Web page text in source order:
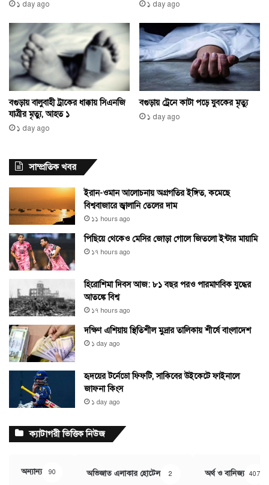
১ day ago ১ day ago
বগুড়ায় বালুবাহী ট্রাকের ধাক্কায় সিএনজি
যাত্রীর মৃত্যু, আহত ১
১ day ago
বগুড়ায় ট্রেনে কাটা পড়ে যুবকের মৃত্যু
১ day ago
সাম্প্রতিক খবর
ইরান-ওমান আলোচনায় অগ্রগতির ইঙ্গিত, কমেছে
বিশ্ববাজারে জ্বালানি তেলের দাম
১১ hours ago
পিছিয়ে থেকেও মেসির জোড়া গোলে জিতলো ইন্টার মায়ামি
১৭ hours ago
হিরোশিমা দিবস আজ: ৮১ বছর পরও পারমাণবিক যুদ্ধের
আতঙ্কে বিশ্ব
১৭ hours ago
দক্ষিণ এশিয়ায় স্থিতিশীল মুদ্রার তালিকায় শীর্ষে বাংলাদেশ
১ day ago
হৃদয়ের টর্নেডো ফিফটি, সাকিবের উইকেটে ফাইনালে
জাফনা কিংস
১ day ago
ক্যাটাগরী ভিত্তিক নিউজ
অন্যান্য 90 অভিজাত এলাকার হোটেল 2 অর্থ ও বানিজ্য 407